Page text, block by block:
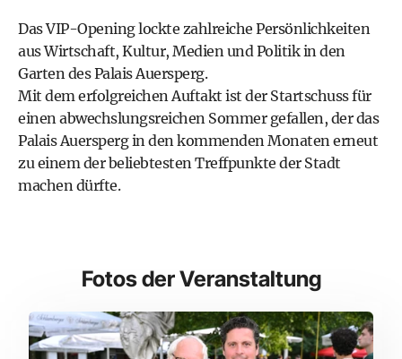
Das VIP-Opening lockte zahlreiche Persönlichkeiten
aus Wirtschaft, Kultur, Medien und Politik in den
Garten des Palais Auersperg.
Mit dem erfolgreichen Auftakt ist der Startschuss für
einen abwechslungsreichen Sommer gefallen, der das
Palais Auersperg in den kommenden Monaten erneut
zu einem der beliebtesten Treffpunkte der Stadt
machen dürfte.
Fotos der Veranstaltung